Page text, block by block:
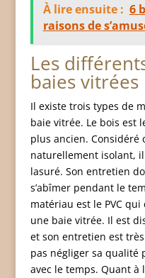
À lire ensuite : 6
raisons de
Les
baies vitrées
Il existe trois types de
baie vitrée. Le bois est
plus ancien. Considéré
naturellement isolant,
lasuré. Son entretien
s’abîmer pendant le
matériau est le PVC
une baie vitrée. Il est
et son entretien est
pas négliger sa qualité
avec le temps. Quant à